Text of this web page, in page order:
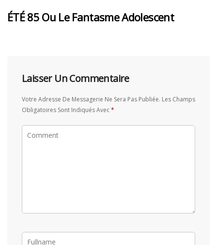
ÉTÉ 85 Ou Le Fantasme Adolescent
Laisser Un Commentaire
Votre Adresse De Messagerie Ne Sera Pas Publiée. Les Champs
Obligatoires Sont Indiqués Avec*